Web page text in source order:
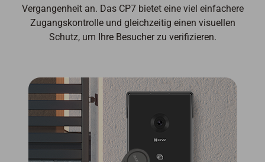
Vergangenheit an. Das CP7 bietet eine viel einfachere
Zugangskontrolle und gleichzeitig einen visuellen
Schutz, um Ihre Besucher zu verifizieren.